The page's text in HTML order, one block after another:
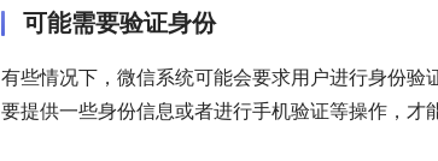
可能需要验证身份
有些情况下，微信系统可能会要求用户进行身份
要提供一些身份信息或者进行手机验证等操作，才